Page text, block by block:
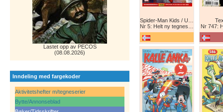
Lastet opp av PECOS
(08.08.2026)
Inndeling med fargekoder
Aktivitetshefter m/tegneserier
Bytte/Annonseblad
Nr 5: Helt ny tegneserie! Maskinkrig!
Nr 747: